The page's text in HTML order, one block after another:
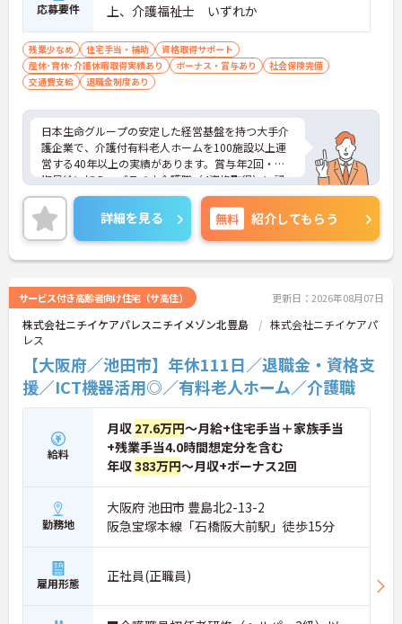
・退職金制度や持株会あり
・勤続年数に応じた手当支給あり
→ 腰を据えて働きたい方にもピッタリです
応募要件
上、介護福祉士 いずれか
残業少なめ 住宅手当・補助
資格取得サポート
産休･育休･介護休暇取得実績あり
ボーナス・賞与あり
社会保険完備
交通費支給
退職金制度あり
日本生命グループの安定した経営基盤を持つ大手介
護企業で、介護付有料老人ホームを100施設以上運
営する40年以上の実績があります。賞与年2回・定
期昇給に加え、プラチナ介護職（4資格取得）に認
定されると月38,000円の手当が加算され、スキルが
収入に直結する仕組みが整っています。年間休日11
1日以上・残業月平均4.3時間と働きやすく、育休取
得率100%・育児短時間勤務（小学4年生まで）・有
給取得実績14日と、家庭との両立を長期的にサポー
時研修・技術向上研修など段階別の研修体制と資格
取得支援が整っており、介護福祉士国家試験対策講
座やケアマネ対策講座も自社開講しています。多職
種チームケアの中で専門性を高めながら、ケアマネ
ジャーや生活相談員へのキャリアアップも実現でき
る職場です。
★おすすめPOINT★
【日本生命グループの大手企業・成長ができる環境
です】
・日本生命グループを親会社に持つ大手介護企業
で、100施設以上を運営する安定した経営基盤があ
・介護福祉士を取得すると資格手当がプラスされ、
プラチナ介護職（4資格）に認定されると月38,000
円の手当が加算される仕組みが整っています
・介護福祉士国家試験対策講座・認知症ケア専門士
対策・ケアマネジャー対策など、資格取得支援講座
を自社開講しており、資格保有率99.8%の実績があ
詳細を見る 無料 紹介してもらう
サービス付き高齢者向け住宅（サ高住） 更新日：2026年08月07日
株式会社ニチイケアパレスニチイメゾン北豊島
株式会社ニチイケアパ
レス
【大阪府／池田市】年休111日／退職金・資格支
援／ICT機器活用◎／有料老人ホーム／介護職
給料
月収 27.6万円～月給+住宅手当＋家族手当
+残業手当4.0時間想定分を含む
年収383万円～月収+ボーナス2回
勤務地
大阪府 池田市 豊島北2-13-2
阪急宝塚本線「石橋阪大前駅」徒歩15分
雇用形態 正社員(正職員)